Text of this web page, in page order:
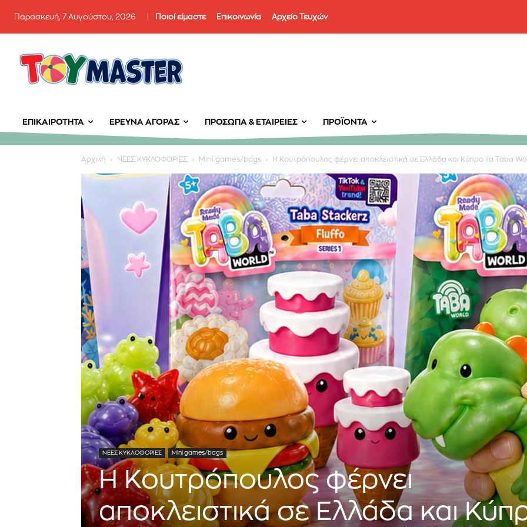
Παρασκευή, 7 Αυγούστου, 2026 Ποιοί είμαστε Επικοινωνία Αρχείο Τευχών
ΕΠΙΚΑΙΡΌΤΗΤΑ ΈΡΕΥΝΑ ΑΓΟΡΆΣ ΠΡΌΣΩΠΑ & ΕΤΑΙΡΕΊΕΣ ΠΡΟΪΌΝΤΑ
Αρχική ΝΕΕΣ ΚΥΚΛΟΦΟΡΙΕΣ Mini games/bags Η Κουτρόπουλος φέρνει αποκλειστικά σε Ελλάδα και Κύπρο τα Taba
ΝΕΕΣ ΚΥΚΛΟΦΟΡΙΕΣ Mini games/bags
Η Κουτρόπουλος φέρνει
αποκλειστικά σε Ελλάδα και